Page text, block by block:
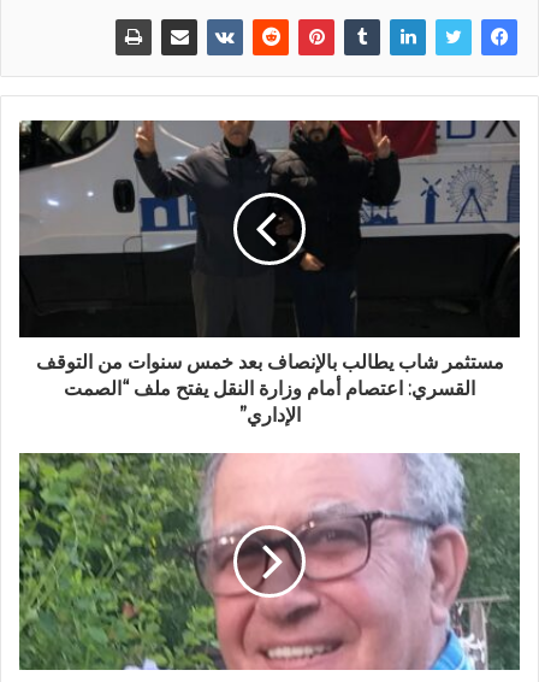
مستثمر شاب يطالب بالإنصاف بعد خمس سنوات من التوقف
القسري: اعتصام أمام وزارة النقل يفتح ملف “الصمت
الإداري”